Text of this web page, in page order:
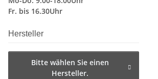
Fr. bis 16.30Uhr
Hersteller
Bitte wählen Sie einen
Hersteller.